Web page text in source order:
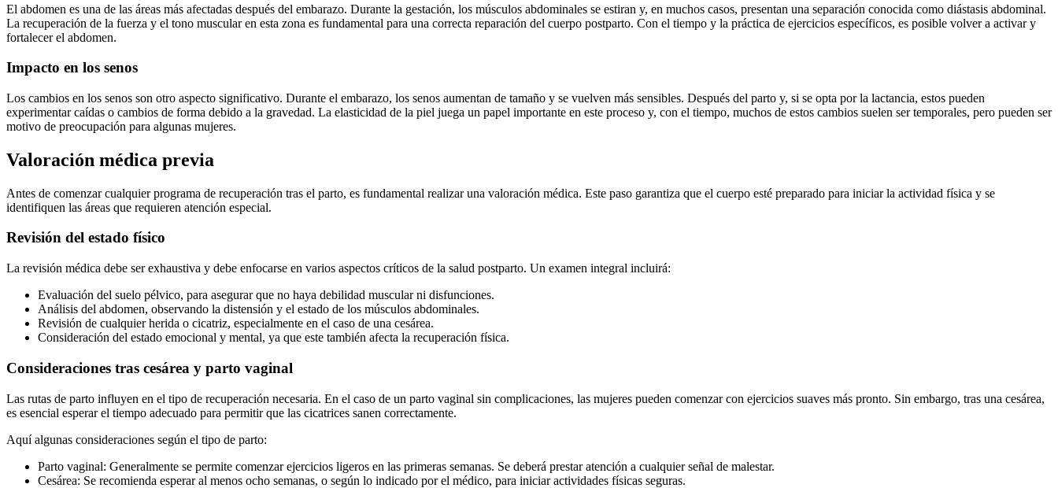
El abdomen es una de las áreas más afectadas después del embarazo. Durante la gestación, los músculos abdominales se estiran y, en muchos casos, presentan una separación conocida como diástasis abdominal.
La recuperación de la fuerza y el tono muscular en esta zona es fundamental para una correcta reparación del cuerpo postparto. Con el tiempo y la práctica de ejercicios específicos, es posible volver a activar y
fortalecer el abdomen.
Impacto en los senos
Los cambios en los senos son otro aspecto significativo. Durante el embarazo, los senos aumentan de tamaño y se vuelven más sensibles. Después del parto y, si se opta por la lactancia, estos pueden
experimentar caídas o cambios de forma debido a la gravedad. La elasticidad de la piel juega un papel importante en este proceso y, con el tiempo, muchos de estos cambios suelen ser temporales, pero pueden ser
motivo de preocupación para algunas mujeres.
Valoración médica previa
Antes de comenzar cualquier programa de recuperación tras el parto, es fundamental realizar una valoración médica. Este paso garantiza que el cuerpo esté preparado para iniciar la actividad física y se
identifiquen las áreas que requieren atención especial.
Revisión del estado físico
La revisión médica debe ser exhaustiva y debe enfocarse en varios aspectos críticos de la salud postparto. Un examen integral incluirá:
Evaluación del suelo pélvico, para asegurar que no haya debilidad muscular ni disfunciones.
Análisis del abdomen, observando la distensión y el estado de los músculos abdominales.
Revisión de cualquier herida o cicatriz, especialmente en el caso de una cesárea.
Consideración del estado emocional y mental, ya que este también afecta la recuperación física.
Consideraciones tras cesárea y parto vaginal
Las rutas de parto influyen en el tipo de recuperación necesaria. En el caso de un parto vaginal sin complicaciones, las mujeres pueden comenzar con ejercicios suaves más pronto. Sin embargo, tras una cesárea,
es esencial esperar el tiempo adecuado para permitir que las cicatrices sanen correctamente.
Aquí algunas consideraciones según el tipo de parto:
Parto vaginal: Generalmente se permite comenzar ejercicios ligeros en las primeras semanas. Se deberá prestar atención a cualquier señal de malestar.
Cesárea: Se recomienda esperar al menos ocho semanas, o según lo indicado por el médico, para iniciar actividades físicas seguras.